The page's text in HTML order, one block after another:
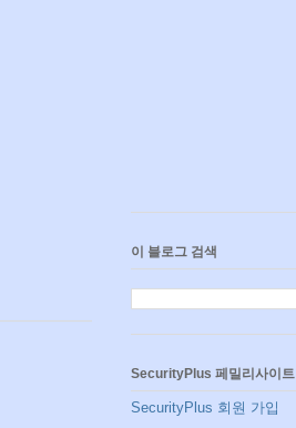
이 블로그 검색
SecurityPlus 페밀리사이트
SecurityPlus 회원 가입